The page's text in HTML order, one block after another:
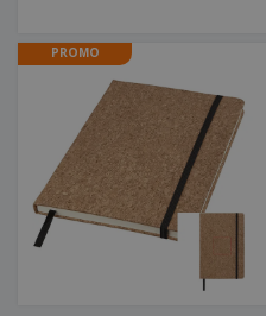
PROMO